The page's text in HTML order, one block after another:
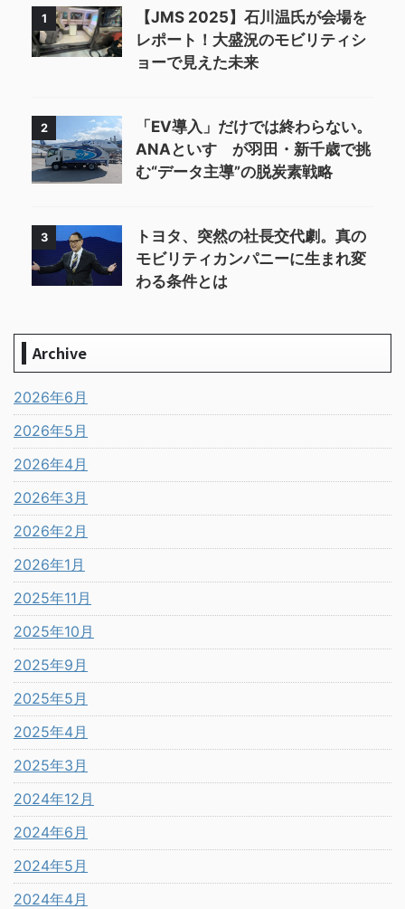
1
【JMS 2025】石川温氏が会場を
レポート！大盛況のモビリティシ
ョーで見えた未来
2
「EV導入」だけでは終わらない。
ANAといすゞが羽田・新千歳で挑
む“データ主導”の脱炭素戦略
3
トヨタ、突然の社長交代劇。真の
モビリティカンパニーに生まれ変
わる条件とは
Archive
2026年6月
2026年5月
2026年4月
2026年3月
2026年2月
2026年1月
2025年11月
2025年10月
2025年9月
2025年5月
2025年4月
2025年3月
2024年12月
2024年6月
2024年5月
2024年4月